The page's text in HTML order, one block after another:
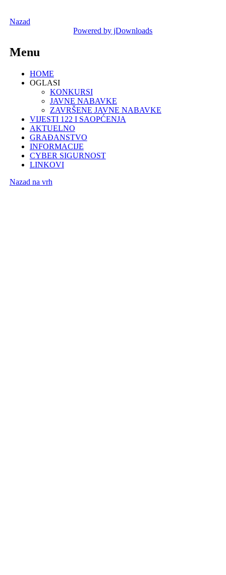
Nazad
Powered by jDownloads
Menu
HOME
OGLASI
KONKURSI
JAVNE NABAVKE
ZAVRŠENE JAVNE NABAVKE
VIJESTI 122 I SAOPĆENJA
AKTUELNO
GRAĐANSTVO
INFORMACIJE
CYBER SIGURNOST
LINKOVI
Nazad na vrh